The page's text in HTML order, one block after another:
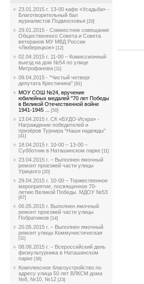
23.01.2015 г. 13-00 кафе «Усадьба» -
Благотворительный бал
журналистов Подмосковья [20]
29.01.2015 - Совместное совещание
Общественного Совета и Совета
ветеранов МУ МВД России
«Люберецкое» [12]
02.04.2015 г. 11-00 – Комиссионный
выезд на дом №54 по улице
Митрофанова [11]
09.04.2015 - "Чистый четверг
депутата Крестинина" [91]
МОУ СОШ №24, вручение
юбилейных медалей "70 лет Победы
в Великой Отечественной войне
1941-1945 ...
[50]
13.04.2015 г. СК «БУДО-Искра» -
Награждение победителей и
призёров Турнира “Наши надежды”
[41]
18.04.2015 г. 10-00 – 13-00 –
Субботник в Наташинском парке [11]
23.04.2015 г. – Выполнен ямочный
ремонт проезжей части улицы
Урицкого [20]
29.04.2015 г. 10-00 – Торжественное
мероприятие, посвященное 70-
летию Великой Победы. МДОУ №53
[67]
06.05.2015 г. Выполнен ямочный
ремонт проезжей части улицы
Побратимов [14]
20.05.2015 г. – Выполнен ямочный
ремонт улицы Коммунистическая
[11]
08.08.2015 г. – Всероссийский день
физкультурника в Наташинском
парке [36]
Комплексное благоустройство по
адресу улица 50 лет ВЛКСМ дома
№8, №10, №12 [23]